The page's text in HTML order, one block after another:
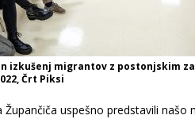
izkušenj migrantov z postonjskim
Črt Piksi
uspešno predstavili